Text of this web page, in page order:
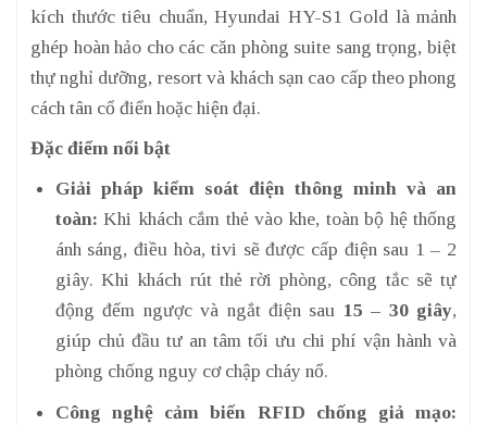
kích thước tiêu chuẩn, Hyundai HY-S1 Gold là mảnh
ghép hoàn hảo cho các căn phòng suite sang trọng, biệt
thự nghỉ dưỡng, resort và khách sạn cao cấp theo phong
cách tân cổ điển hoặc hiện đại.
Đặc điểm nổi bật
Giải pháp kiểm soát điện thông minh và an
toàn: Khi khách cắm thẻ vào khe, toàn bộ hệ thống
ánh sáng, điều hòa, tivi sẽ được cấp điện sau 1 – 2
giây. Khi khách rút thẻ rời phòng, công tắc sẽ tự
động đếm ngược và ngắt điện sau 15 – 30 giây,
giúp chủ đầu tư an tâm tối ưu chi phí vận hành và
phòng chống nguy cơ chập cháy nổ.
Công nghệ cảm biến RFID chống giả mạo: